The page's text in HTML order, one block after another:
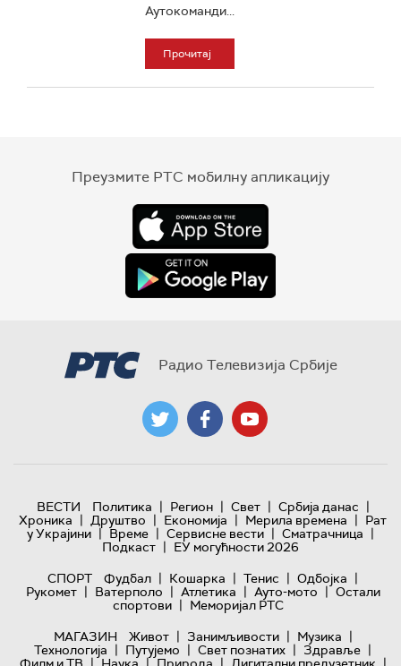
Аутокоманди...
Прочитај
Преузмите РТС мобилну апликацију
Радио Телевизија Србије
ВЕСТИ Политика | Регион | Свет | Србија данас |
Хроника | Друштво | Економија | Мерила времена | Рат
у Украјини | Време | Сервисне вести | Сматрачница |
Подкаст | ЕУ могућности 2026
СПОРТ
Фудбал | Кошарка | Тенис | Одбојка |
Рукомет | Ватерполо | Атлетика | Ауто-мото | Остали
спортови | Меморијал РТС
МАГАЗИН
Живот | Занимљивости | Музика |
Технологијa | Путујемо | Свет познатих | Здравље |